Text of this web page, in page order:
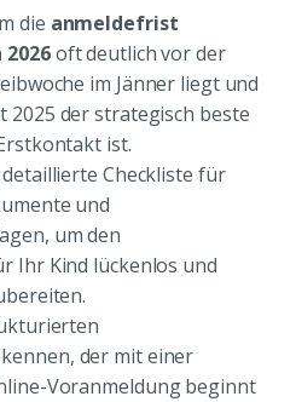
die anmeldefrist
oft deutlich vor der
im Jänner liegt und
2025 der strategisch beste
ist.
Checkliste für
und
um den
Ihr Kind lückenlos und
der mit einer
Voranmeldung beginnt